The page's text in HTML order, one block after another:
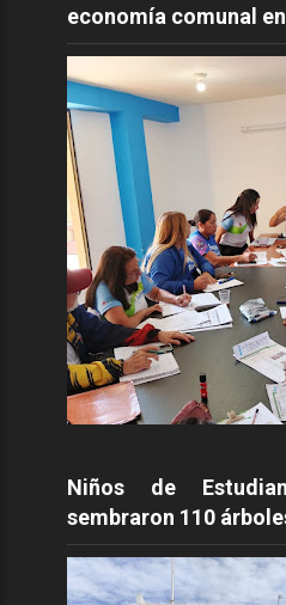
economía comunal
Niños de
sembraron 110